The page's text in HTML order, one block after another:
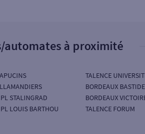
automates à proximité
STALINGRAD
LOUIS BARTHOU
TALENCE
BORDEAUX BASTIDE
BORDEAUX
TALENCE FORUM